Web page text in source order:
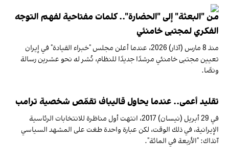
من "البعثة" إلى "الحضارة".. كلمات مفتاحية لفهم التوجه
الفكري لمجتبى خامنئي
منذ 8 مارس (آذار) 2026، عندما أعلن مجلس "خبراء القيادة" في إيران
تعيين مجتبى خامنئي مرشدًا جديدًا للنظام، نُشر له نحو عشرين رسالة
ونصًا.
تقليد أعمى.. عندما يحاول قاليباف تقمّص شخصية ترامب
في 29 أبريل (نيسان) 2017، انتهت أول مناظرة للانتخابات الرئاسية
الإيرانية، في ذلك الوقت، لكن عبارة واحدة طغت على المشهد السياسي
آنذاك: "الأربعة في المائة".